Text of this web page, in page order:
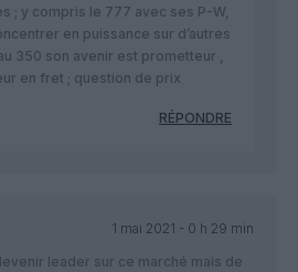
; y compris le 777 avec ses P-W,
en puissance sur d’autres
350 son avenir est prometteur ,
en fret ; question de prix
RÉPONDRE
1 mai 2021 - 0 h 29 min
leader sur ce marché mais de